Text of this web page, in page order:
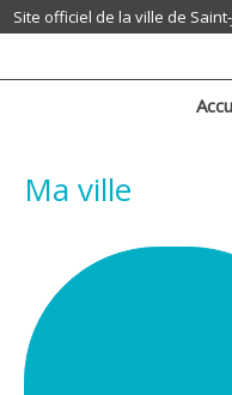
Site officiel de la ville de
Ma ville